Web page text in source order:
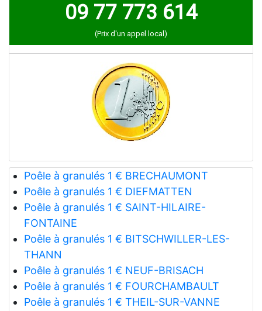
09 77 773 614
(Prix d'un appel local)
Poêle à granulés 1 € BRECHAUMONT
Poêle à granulés 1 € DIEFMATTEN
Poêle à granulés 1 € SAINT-HILAIRE-
FONTAINE
Poêle à granulés 1 € BITSCHWILLER-LES-
THANN
Poêle à granulés 1 € NEUF-BRISACH
Poêle à granulés 1 € FOURCHAMBAULT
Poêle à granulés 1 € THEIL-SUR-VANNE